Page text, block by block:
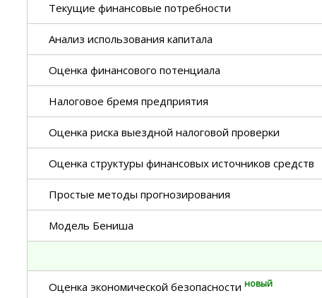
Текущие финансовые потребности
Анализ использования капитала
Оценка финансового потенциала
Налоговое бремя предприятия
Оценка риска выездной налоговой проверки
Оценка структуры финансовых источников средств
Простые методы прогнозирования
Модель Бениша
Оценка экономической безопасности новый